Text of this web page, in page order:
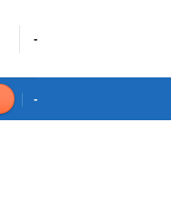
-
-